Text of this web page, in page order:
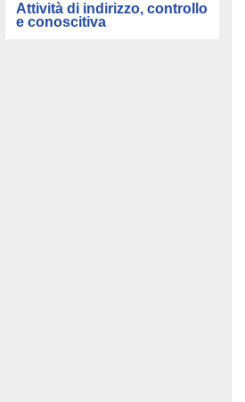
Attività di indirizzo, controllo
e conoscitiva